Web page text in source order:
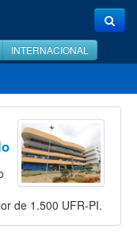
INTERNACIONAL
de 1.500 UFR-PI.